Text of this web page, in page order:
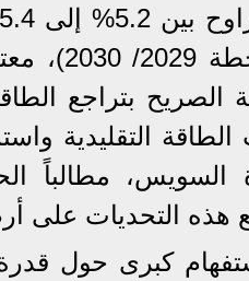
إلى 6.8%
الصريح بتراجع
التقليدية
السويس، مطالباً
هذه التحديات على
كبرى حول